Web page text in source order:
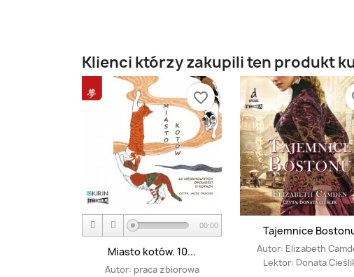
Klienci którzy zakupili ten produkt
00:00
Miasto kotów. 10...
Autor: praca zbiorowa
favorite_border
Tajemnice
Autor: Elizabeth
Lektor: Donata